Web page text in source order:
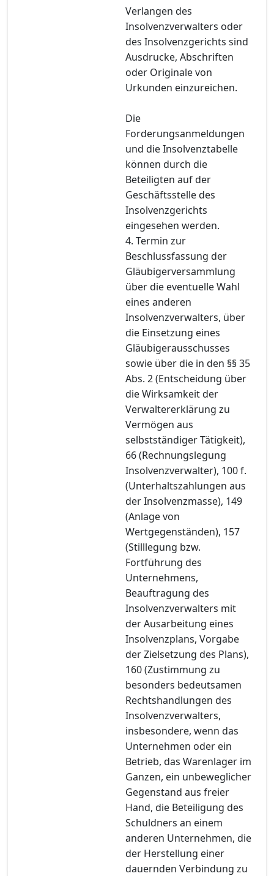
Verlangen des
Insolvenzverwalters oder
des Insolvenzgerichts sind
Ausdrucke, Abschriften
oder Originale von
Urkunden einzureichen.
Die
Forderungsanmeldungen
und die Insolvenztabelle
können durch die
Beteiligten auf der
Geschäftsstelle des
Insolvenzgerichts
eingesehen werden.
4. Termin zur
Beschlussfassung der
Gläubigerversammlung
über die eventuelle Wahl
eines anderen
Insolvenzverwalters, über
die Einsetzung eines
Gläubigerausschusses
sowie über die in den §§ 35
Abs. 2 (Entscheidung über
die Wirksamkeit der
Verwaltererklärung zu
Vermögen aus
selbstständiger Tätigkeit),
66 (Rechnungslegung
Insolvenzverwalter), 100 f.
(Unterhaltszahlungen aus
der Insolvenzmasse), 149
(Anlage von
Wertgegenständen), 157
(Stilllegung bzw.
Fortführung des
Unternehmens,
Beauftragung des
Insolvenzverwalters mit
der Ausarbeitung eines
Insolvenzplans, Vorgabe
der Zielsetzung des Plans),
160 (Zustimmung zu
besonders bedeutsamen
Rechtshandlungen des
Insolvenzverwalters,
insbesondere, wenn das
Unternehmen oder ein
Betrieb, das Warenlager im
Ganzen, ein unbeweglicher
Gegenstand aus freier
Hand, die Beteiligung des
Schuldners an einem
anderen Unternehmen, die
der Herstellung einer
dauernden Verbindung zu